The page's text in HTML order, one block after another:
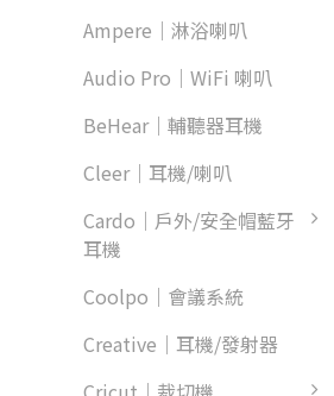
Ampere｜淋浴喇叭
Audio Pro｜WiFi 喇叭
BeHear｜輔聽器耳機
Cleer｜耳機/喇叭
Cardo｜戶外/安全帽藍牙
耳機
Coolpo｜會議系統
Creative｜耳機/發射器